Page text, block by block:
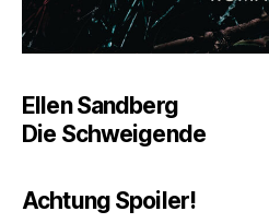
Ellen Sandberg
Die Schweigende
Achtung Spoiler!